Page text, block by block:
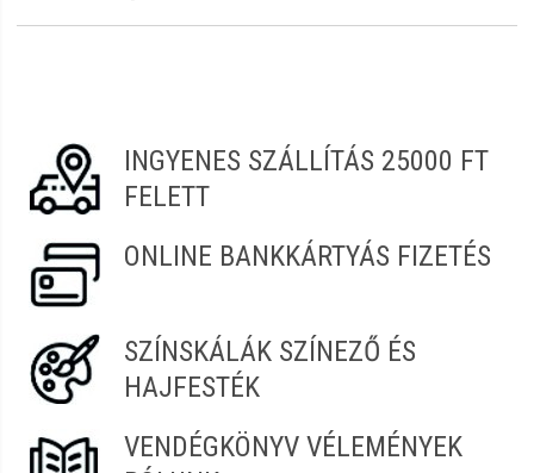
Termékcsalád:
Take Over
INGYENES SZÁLLÍTÁS 25000 FT
FELETT
ONLINE BANKKÁRTYÁS FIZETÉS
SZÍNSKÁLÁK SZÍNEZŐ ÉS
HAJFESTÉK
VENDÉGKÖNYV VÉLEMÉNYEK